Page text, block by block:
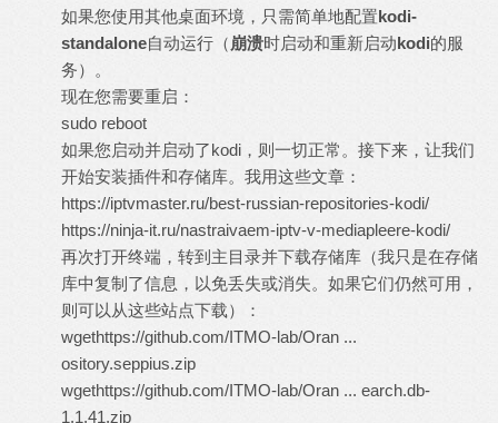
如果您使用其他桌面环境，只需简单地配置kodi-
standalone自动运行（ 崩溃时启动和重新启动kodi的服
务）。
现在您需要重启：
sudo reboot
如果您启动并启动了kodi，则一切正常。接下来，让我们
开始安装插件和存储库。我用这些文章：
https://iptvmaster.ru/best-russian-repositories-kodi/
https://ninja-it.ru/nastraivaem-iptv-v-mediapleere-kodi/
再次打开终端，转到主目录并下载存储库（我只是在存储
库中复制了信息，以免丢失或消失。如果它们仍然可用，
则可以从这些站点下载）：
wgethttps://github.com/ITMO-lab/Oran ...
ository.seppius.zip
wgethttps://github.com/ITMO-lab/Oran ... earch.db-
1.1.41.zip